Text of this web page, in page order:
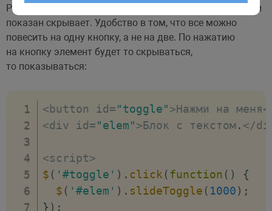
Работает так, если элемент скрыт показывает его, если
показан скрывает. Удобство в том, что все можно
повесить на одну кнопку, а не на две. По нажатию
на кнопку элемент будет то скрываться,
то показываться:
<button id="toggle">Нажми на меня<
<div id="elem">Блок с текстом . </
<script>
$ ( '#toggle' ) . click (function ( )
{
$ ( '#elem' ) . slideToggle ( 1000) ;
} ) ;